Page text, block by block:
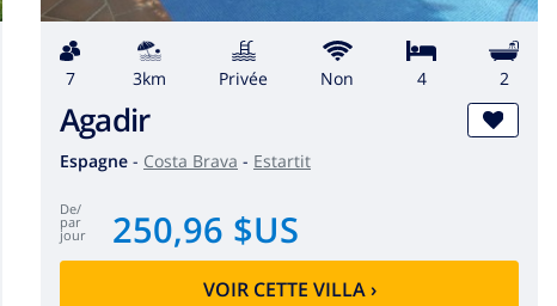
7 3km privée Non 4 2
Agadir
Espagne - Costa Brava - Estartit
de/
par
jour 250,96 $US
VOIR CETTE VILLA›